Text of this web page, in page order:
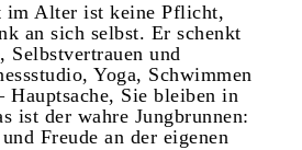
im Alter ist keine Pflicht,
an sich selbst. Er schenkt
Selbstvertrauen und
Yoga, Schwimmen
Hauptsache, Sie bleiben in
ist der wahre Jungbrunnen:
Freude an der eigenen